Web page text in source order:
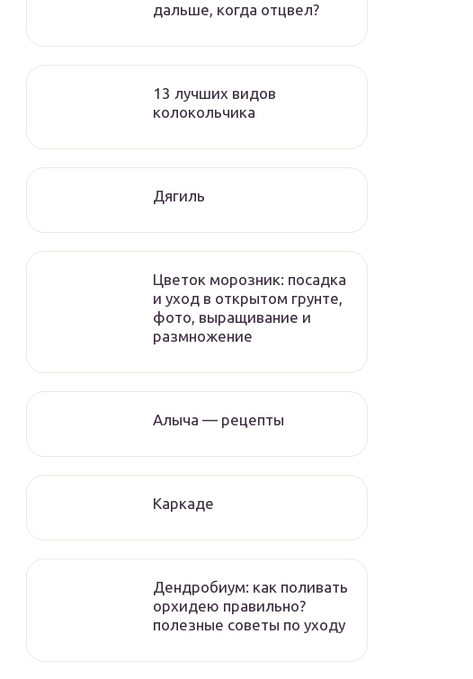
дальше, когда отцвел?
13 лучших видов
колокольчика
Дягиль
Цветок морозник: посадка
и уход в открытом грунте,
фото, выращивание и
размножение
Алыча — рецепты
Каркаде
Дендробиум: как поливать
орхидею правильно?
полезные советы по уходу